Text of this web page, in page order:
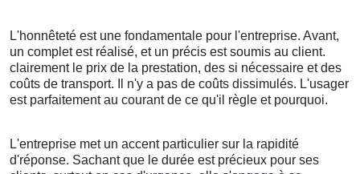
L'honnêteté est une fondamentale pour l'entreprise. Avant,
un complet est réalisé, et un précis est soumis au client.
clairement le prix de la prestation, des si nécessaire et des
coûts de transport. Il n'y a pas de coûts dissimulés. L'usager
est parfaitement au courant de ce qu'il règle et pourquoi.
L'entreprise met un accent particulier sur la rapidité
d'réponse. Sachant que le durée est précieux pour ses